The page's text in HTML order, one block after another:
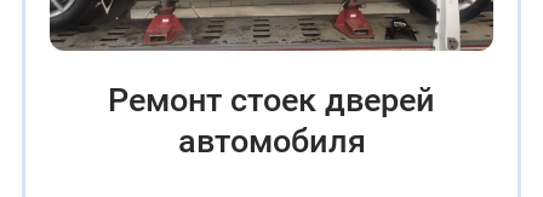
Ремонт стоек дверей
автомобиля